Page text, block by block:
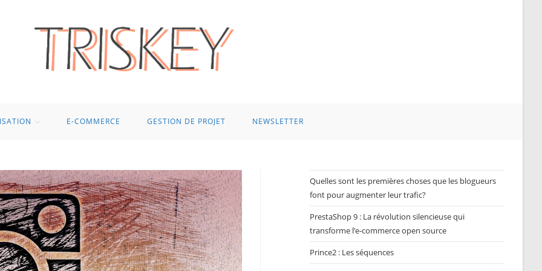
E-COMMERCE GESTION DE PROJET NEWSLETTER
Quelles sont les premières choses que les blogueurs
font pour augmenter leur trafic?
PrestaShop 9 : La révolution silencieuse qui
transforme l’e-commerce open source
Prince2 : Les séquences